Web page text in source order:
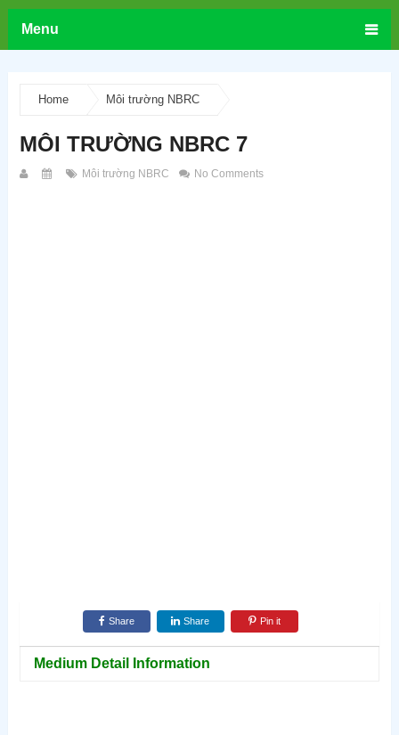
Menu
Home Môi trường NBRC
MÔI TRƯỜNG NBRC 7
Môi trường NBRC No Comments
Share Share Pin it
Medium Detail Information